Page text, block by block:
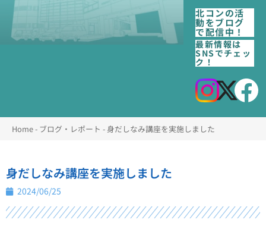
北コンの活
動をブログ
で配信中！
最新情報は
SNSでチェッ
ク！
Home- ブログ・レポート - 身だしなみ講座を実施しました
身だしなみ講座を実施しました
2024/06/25